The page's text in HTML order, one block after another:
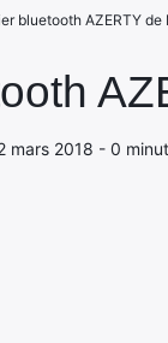
mars 2018 - 0
bluetooth AZERTY